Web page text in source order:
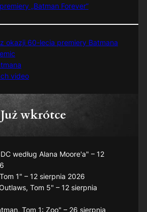
„Batman Forever”
okazji 60-lecia premiery Batmana
video
Już wkrótce
według Alana Moore'a" – 12
1" – 12 sierpnia 2026
Tom 5" – 12 sierpnia
Tom 1: Zoo" – 26 sierpnia